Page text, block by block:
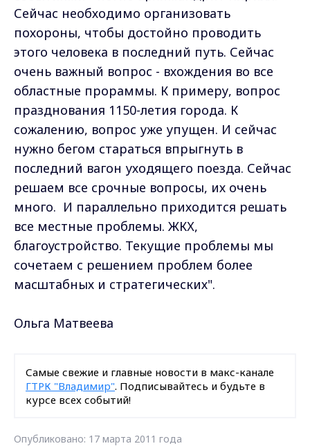
Сейчас необходимо организовать
похороны, чтобы достойно проводить
этого человека в последний путь. Сейчас
очень важный вопрос - вхождения во все
областные прораммы. К примеру, вопрос
празднования 1150-летия города. К
сожалению, вопрос уже упущен. И сейчас
нужно бегом стараться впрыгнуть в
последний вагон уходящего поезда. Сейчас
решаем все срочные вопросы, их очень
много. И параллельно приходится решать
все местные проблемы. ЖКХ,
благоустройство. Текущие проблемы мы
сочетаем с решением проблем более
масштабных и cтратегических".
Ольга Матвеева
Самые свежие и главные новости в макс-канале
ГТРК "Владимир". Подписывайтесь и будьте в
курсе всех событий!
Опубликовано: 17 марта 2011 года